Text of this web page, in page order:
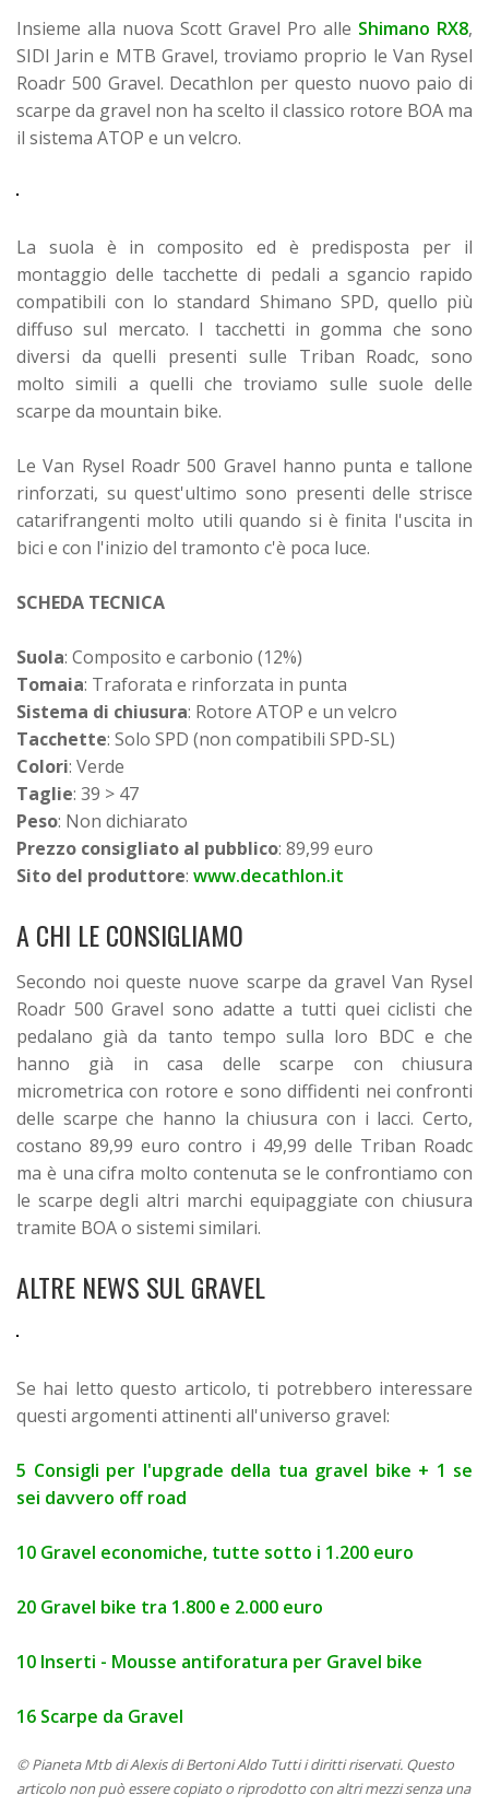
Insieme alla nuova Scott Gravel Pro alle Shimano RX8,
SIDI Jarin e MTB Gravel, troviamo proprio le Van Rysel
Roadr 500 Gravel. Decathlon per questo nuovo paio di
scarpe da gravel non ha scelto il classico rotore BOA ma
il sistema ATOP e un velcro.
La suola è in composito ed è predisposta per il
montaggio delle tacchette di pedali a sgancio rapido
compatibili con lo standard Shimano SPD, quello più
diffuso sul mercato. I tacchetti in gomma che sono
diversi da quelli presenti sulle Triban Roadc, sono
molto simili a quelli che troviamo sulle suole delle
scarpe da mountain bike.
Le Van Rysel Roadr 500 Gravel hanno punta e tallone
rinforzati, su quest'ultimo sono presenti delle strisce
catarifrangenti molto utili quando si è finita l'uscita in
bici e con l'inizio del tramonto c'è poca luce.
SCHEDA TECNICA
Suola: Composito e carbonio (12%)
Tomaia: Traforata e rinforzata in punta
Sistema di chiusura: Rotore ATOP e un velcro
Tacchette: Solo SPD (non compatibili SPD-SL)
Colori: Verde
Taglie: 39 > 47
Peso: Non dichiarato
Prezzo consigliato al pubblico: 89,99 euro
Sito del produttore: www.decathlon.it
A CHI LE CONSIGLIAMO
Secondo noi queste nuove scarpe da gravel Van Rysel
Roadr 500 Gravel sono adatte a tutti quei ciclisti che
pedalano già da tanto tempo sulla loro BDC e che
hanno già in casa delle scarpe con chiusura
micrometrica con rotore e sono diffidenti nei confronti
delle scarpe che hanno la chiusura con i lacci. Certo,
costano 89,99 euro contro i 49,99 delle Triban Roadc
ma è una cifra molto contenuta se le confrontiamo con
le scarpe degli altri marchi equipaggiate con chiusura
tramite BOA o sistemi similari.
ALTRE NEWS SUL GRAVEL
Se hai letto questo articolo, ti potrebbero interessare
questi argomenti attinenti all'universo gravel:
5 Consigli per l'upgrade della tua gravel bike + 1 se
sei davvero off road
10 Gravel economiche, tutte sotto i 1.200 euro
20 Gravel bike tra 1.800 e 2.000 euro
10 Inserti - Mousse antiforatura per Gravel bike
16 Scarpe da Gravel
© Pianeta Mtb di Alexis di Bertoni Aldo Tutti i diritti riservati. Questo
articolo non può essere copiato o riprodotto con altri mezzi senza una